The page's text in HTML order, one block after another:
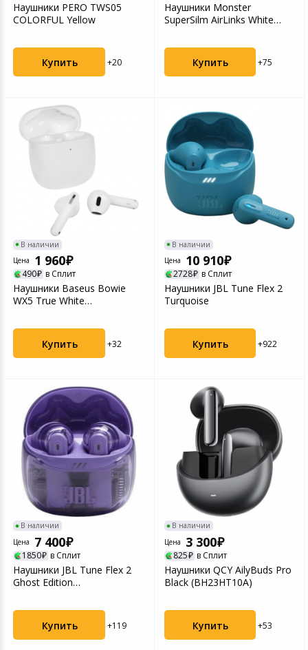
Наушники PERO TWS05
COLORFUL Yellow
Купить +20
Наушники Monster
SuperSilm AirLinks White
Купить +75
В наличии
Цена
1 960
490 в Сплит
Наушники Baseus Bowie
WX5 True White
Купить +32
В наличии
Цена
10 910
2728 в Сплит
Наушники JBL Tune Flex 2
Turquoise
Купить +922
В наличии
Цена
7 400
1850 в Сплит
Наушники JBL Tune Flex 2
Ghost Edition
Купить +119
В наличии
Цена
3 300
825 в Сплит
Наушники QCY AilyBuds Pro
Black (BH23HT10A)
Купить +53